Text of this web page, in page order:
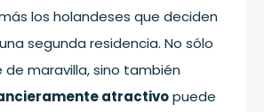
los holandeses que deciden
segunda residencia. No sólo
de maravilla, sino también
atractivopuede